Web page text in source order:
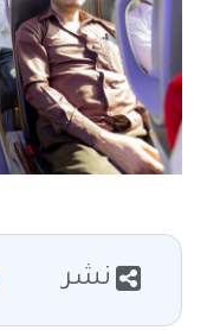
نشر